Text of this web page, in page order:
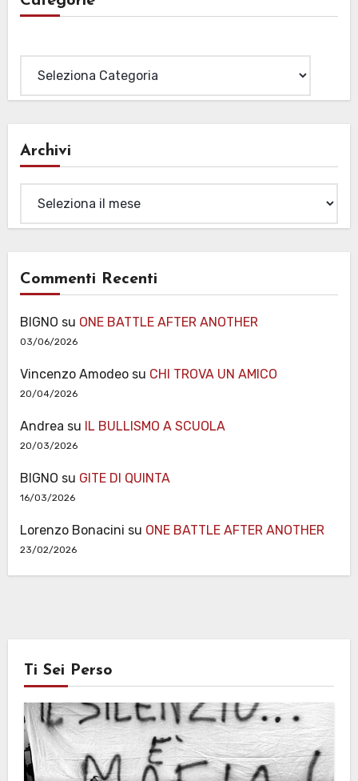
Archivi
Commenti Recenti
BIGNO su ONE BATTLE AFTER ANOTHER
03/06/2026
Vincenzo Amodeosu CHI TROVA UN AMICO
20/04/2026
Andrea su IL BULLISMO A SCUOLA
20/03/2026
BIGNO su GITE DI QUINTA
16/03/2026
Lorenzo Bonacini su ONE BATTLE AFTER ANOTHER
23/02/2026
Ti Sei Perso